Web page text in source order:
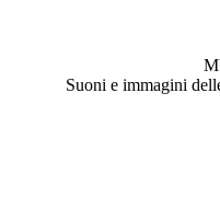
Suoni e immagini